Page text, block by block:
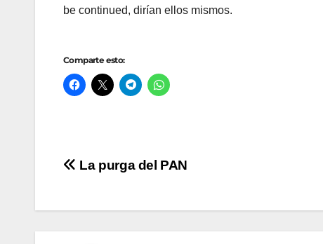
be continued, dirían ellos mismos.
Comparte esto:
Navegación
La purga del PAN